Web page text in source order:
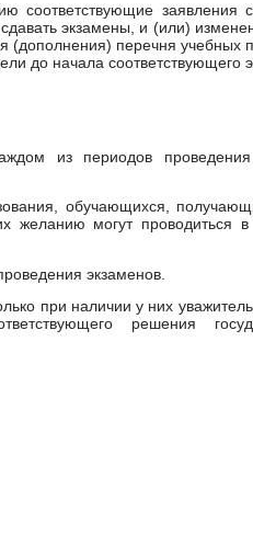
соответствующие заявления
экзамены, и (или)
(дополнения) перечня учебных
до начала соответствующего
из периодов проведения
обучающихся,
желанию могут проводиться
экзаменов.
при наличии у них
решения